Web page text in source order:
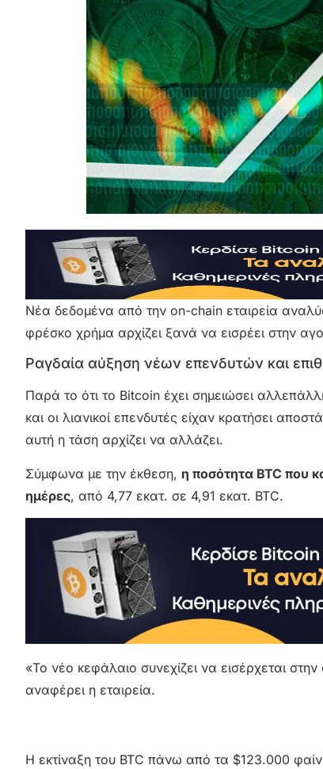
Νέα δεδομένα από την on-chain εταιρεία
φρέσκο χρήμα αρχίζει ξανά να εισρέει στην
Ραγδαία αύξηση νέων επενδυτών και
Παρά το ότι το Bitcoin έχει σημειώσει
και οι λιανικοί επενδυτές είχαν κρατήσει
αυτή η τάση αρχίζει να αλλάζει.
Σύμφωνα με την έκθεση, η ποσότητα BTC που
ημέρες, από 4,77 εκατ. σε 4,91 εκατ. BTC.
«Το νέο κεφάλαιο συνεχίζει να εισέρχεται
αναφέρει η εταιρεία.
Η εκτίναξη του BTC πάνω από τα $123.000